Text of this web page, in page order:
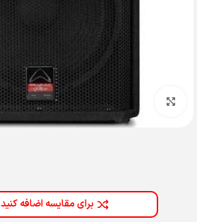
بزرگنمایی تصویر
برای مقایسه اضافه کنید